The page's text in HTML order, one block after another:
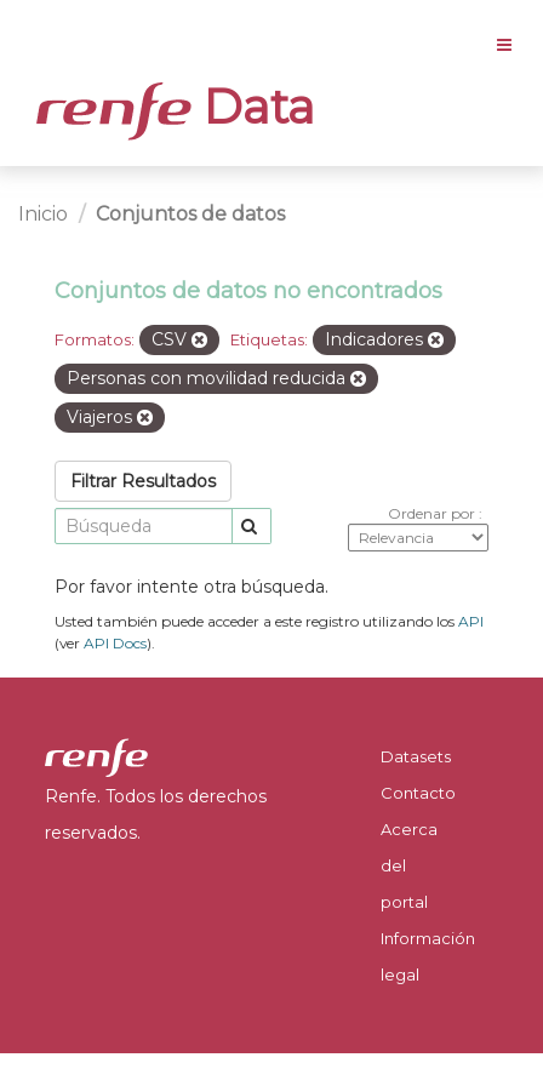
Data
Inicio Conjuntos de datos
Conjuntos de datos no encontrados
Formatos: CSV Etiquetas:
Indicadores
Personas con movilidad reducida
Viajeros
Filtrar Resultados
Ordenar por
Por favor intente otra búsqueda.
Usted también puede acceder a este registro utilizando los API
(ver API Docs).
Renfe. Todos los derechos
reservados.
Datasets
Contacto
Acerca
del
portal
Información
legal